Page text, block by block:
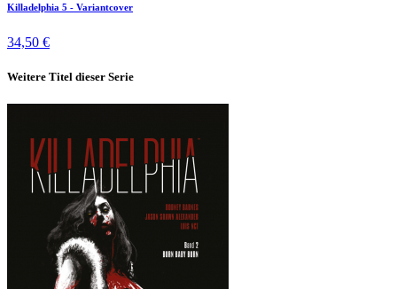
Killadelphia 5 - Variantcover
34,50 €
Weitere Titel dieser Serie